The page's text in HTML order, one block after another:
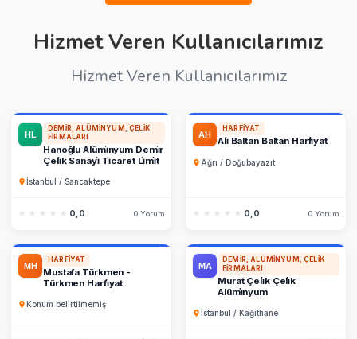
Hizmet Veren Kullanıcılarımız
Hizmet Veren Kullanıcılarımız
DEMIR, ALÜMINYUM, ÇELIK
FIRMALARI
Hanoğlu Alümi̇nyum Demi̇r
Çeli̇k Sanayi̇ Ti̇caret Li̇mi̇t
İstanbul / Sancaktepe
★★★★★
★★★★★ 0,0 0 Yorum
HARFIYAT
Ali̇ Baltan Baltan Harfi̇yat
Ağrı / Doğubayazıt
★★★★★
★★★★★ 0,0 0 Yorum
HARFIYAT
Mustafa Türkmen -
Türkmen Harfi̇yat
Konum belirtilmemiş
DEMIR, ALÜMINYUM, ÇELIK
FIRMALARI
Murat Çeli̇k Çeli̇k
Alümi̇nyum
İstanbul / Kağıthane